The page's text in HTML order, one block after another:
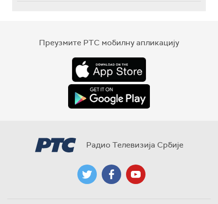
Преузмите РТС мобилну апликацију
Радио Телевизија Србије